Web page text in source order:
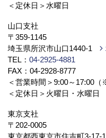
＜定休日＞水曜日
山口支社
〒359-1145
埼玉県所沢市山口1440-1
TEL： 04-2925-4881
FAX：04-2928-8777
＜営業時間＞9:00～17:00
＜定休日＞火曜日・水曜日
東京支社
〒202-0005
東京都西東京市住吉町3-